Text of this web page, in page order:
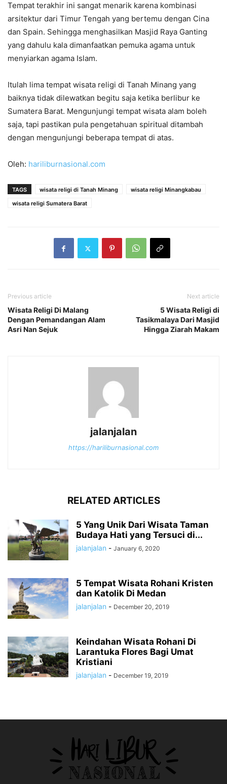
Tempat terakhir ini sangat menarik karena kombinasi
arsitektur dari Timur Tengah yang bertemu dengan Cina
dan Spain. Sehingga menghasilkan Masjid Raya Ganting
yang dahulu kala dimanfaatkan pemuka agama untuk
menyiarkan agama Islam.
Itulah lima tempat wisata religi di Tanah Minang yang
baiknya tidak dilewatkan begitu saja ketika berlibur ke
Sumatera Barat. Mengunjungi tempat wisata alam boleh
saja, tapi pastikan pula pengetahuan spiritual ditambah
dengan mengunjungi beberapa tempat di atas.
Oleh: hariliburnasional.com
TAGS wisata religi di Tanah Minang
wisata religi Minangkabau
wisata religi Sumatera Barat
Previous article
Wisata Religi Di Malang
Dengan Pemandangan Alam
Asri Nan Sejuk
Next article
5 Wisata Religi di
Tasikmalaya Dari Masjid
Hingga Ziarah Makam
jalanjalan
https://hariliburnasional.com
RELATED ARTICLES
5 Yang Unik Dari Wisata Taman
Budaya Hati yang Tersuci di...
jalanjalan - January 6, 2020
5 Tempat Wisata Rohani Kristen
dan Katolik Di Medan
jalanjalan - December 20, 2019
Keindahan Wisata Rohani Di
Larantuka Flores Bagi Umat
Kristiani
jalanjalan - December 19, 2019